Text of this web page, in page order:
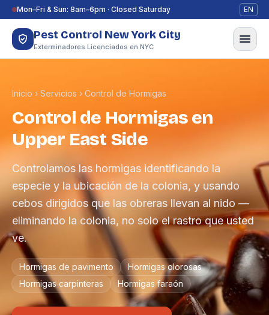
Saltar al contenido
Mon–Fri & Sun: 8am–6pm · Closed Saturday EN
Pest Control New York City
Exterminadores Licenciados en NYC
Inicio › Servicios › Control de Hormigas
Control de Hormigas en
Upper East Side
Controlamos las hormigas identificando la
especie y la ubicación de la colonia, y usando
cebos dirigidos que las obreras llevan al nido —
eliminando la colonia, no solo el rastro que usted
ve.
Hormigas de pavimento
Hormigas olorosas
Hormigas carpinteras
Hormigas faraón